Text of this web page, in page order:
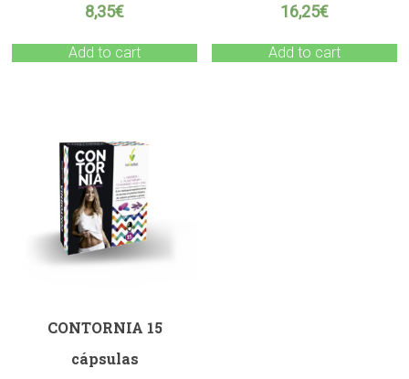
8,35€
Add to cart
16,25€
Add to cart
CONTORNIA 15
cápsulas